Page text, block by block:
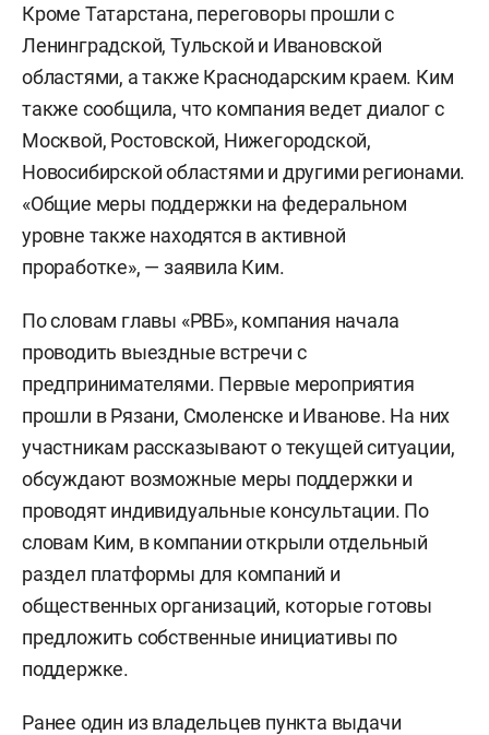
Кроме Татарстана, переговоры прошли с
Ленинградской, Тульской и Ивановской
областями, а также Краснодарским краем. Ким
также сообщила, что компания ведет диалог с
Москвой, Ростовской, Нижегородской,
Новосибирской областями и другими регионами.
«Общие меры поддержки на федеральном
уровне также находятся в активной
проработке», — заявила Ким.
По словам главы «РВБ», компания начала
проводить выездные встречи с
предпринимателями. Первые мероприятия
прошли в Рязани, Смоленске и Иванове. На них
участникам рассказывают о текущей ситуации,
обсуждают возможные меры поддержки и
проводят индивидуальные консультации. По
словам Ким, в компании открыли отдельный
раздел платформы для компаний и
общественных организаций, которые готовы
предложить собственные инициативы по
поддержке.
Ранее один из владельцев пункта выдачи